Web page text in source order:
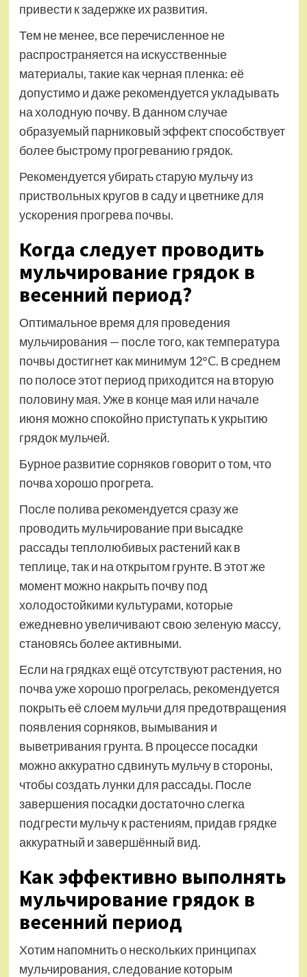
привести к задержке их развития.
Тем не менее, все перечисленное не
распространяется на искусственные
материалы, такие как черная пленка: её
допустимо и даже рекомендуется укладывать
на холодную почву. В данном случае
образуемый парниковый эффект способствует
более быстрому прогреванию грядок.
Рекомендуется убирать старую мульчу из
приствольных кругов в саду и цветнике для
ускорения прогрева почвы.
Когда следует проводить
мульчирование грядок в
весенний период?
Оптимальное время для проведения
мульчирования — после того, как температура
почвы достигнет как минимум 12°C. В среднем
по полосе этот период приходится на вторую
половину мая. Уже в конце мая или начале
июня можно спокойно приступать к укрытию
грядок мульчей.
Бурное развитие сорняков говорит о том, что
почва хорошо прогрета.
После полива рекомендуется сразу же
проводить мульчирование при высадке
рассады теплолюбивых растений как в
теплице, так и на открытом грунте. В этот же
момент можно накрыть почву под
холодостойкими культурами, которые
ежедневно увеличивают свою зеленую массу,
становясь более активными.
Если на грядках ещё отсутствуют растения, но
почва уже хорошо прогрелась, рекомендуется
покрыть её слоем мульчи для предотвращения
появления сорняков, вымывания и
выветривания грунта. В процессе посадки
можно аккуратно сдвинуть мульчу в стороны,
чтобы создать лунки для рассады. После
завершения посадки достаточно слегка
подгрести мульчу к растениям, придав грядке
аккуратный и завершённый вид.
Как эффективно выполнять
мульчирование грядок в
весенний период
Хотим напомнить о нескольких принципах
мульчирования, следование которым